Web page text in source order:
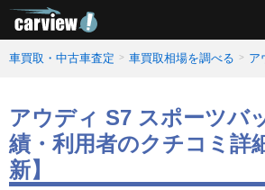
車買取・中古車査定 車買取相場を調べる ア
アウディ S7 スポーツバ
績・利用者のクチコミ詳
新】